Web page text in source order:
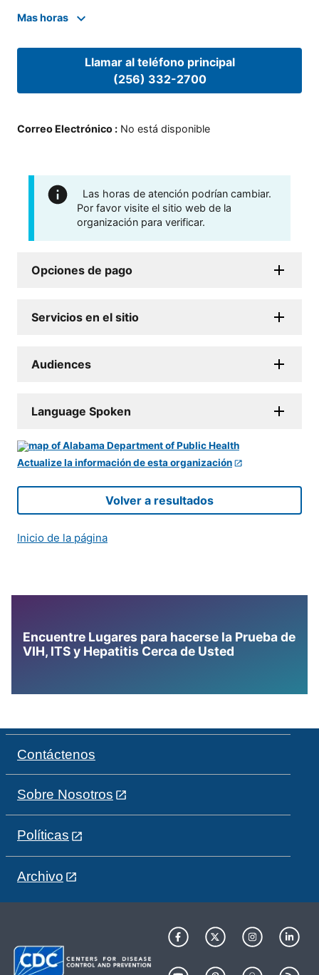
Mas horas
Llamar al teléfono principal
(256) 332-2700
Correo Electrónico : No está disponible
Las horas de atención podrían cambiar.
Por favor visite el sitio web de la
organización para verificar.
Opciones de pago
Servicios en el sitio
Audiences
Language Spoken
Actualize la información de esta organización
Volver a resultados
Inicio de la página
Encuentre Lugares para hacerse la Prueba de
VIH, ITS y Hepatitis Cerca de Usted
Contáctenos
Sobre Nosotros
Políticas
Archivo